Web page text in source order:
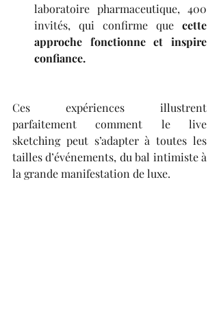
laboratoire pharmaceutique, 400
invités, qui confirme que cette
approche fonctionne et inspire
confiance.
Ces expériences illustrent
parfaitement comment le live
sketching peut s’adapter à toutes les
tailles d’événements, du bal intimiste à
la grande manifestation de luxe.